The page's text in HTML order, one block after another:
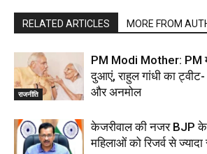
RELATED ARTICLES MORE FROM
राजनीति
PM Modi Mother: PM
दुआएं, राहुल गांधी का
और अनमोल
केजरीवाल की नजर BJP के
महिलाओं को रिजर्व से ज्यादा